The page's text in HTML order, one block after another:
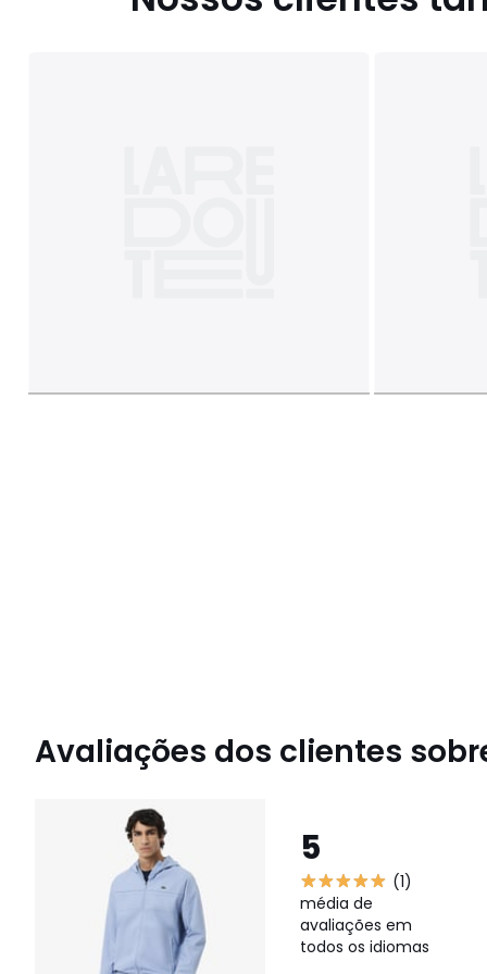
Avaliações dos clientes
5
(1)
média de
avaliações em
todos os idiomas